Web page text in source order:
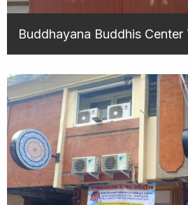
Buddhayana Buddhis Center